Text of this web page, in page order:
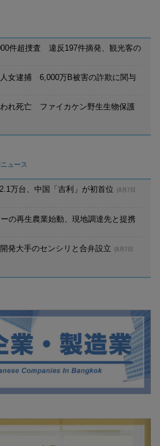
件超捜査 違反197件摘発、観光客の
女逮捕 6,000万B被害の詐欺に関与
れ死亡 ファイカケン野生生物保護
ュース
万台、中国「吉利」が初首位
(8月7日
ーの再生農業始動、現地調達先と提携
発大手のセンシリと合弁設立
(8月7日